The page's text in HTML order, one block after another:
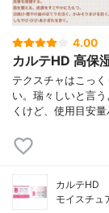
4.00
カルテHD 高保
テクスチャはこっ
い。瑞々しいと言
くけど、使用目安
カルテHD
モイスチュ